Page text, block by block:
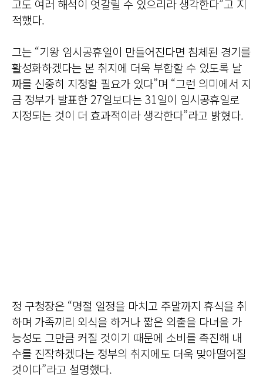
고도 여러 해석이 엇갈릴 수 있으리라 생각한다”고 지
적했다.
그는 “기왕 임시공휴일이 만들어진다면 침체된 경기를
활성화하겠다는 본 취지에 더욱 부합할 수 있도록 날
짜를 신중히 지정할 필요가 있다”며 “그런 의미에서 지
금 정부가 발표한 27일보다는 31일이 임시공휴일로
지정되는 것이 더 효과적이라 생각한다”라고 밝혔다.
정 구청장은 “명절 일정을 마치고 주말까지 휴식을 취
하며 가족끼리 외식을 하거나 짧은 외출을 다녀올 가
능성도 그만큼 커질 것이기 때문에 소비를 촉진해 내
수를 진작하겠다는 정부의 취지에도 더욱 맞아떨어질
것이다”라고 설명했다.